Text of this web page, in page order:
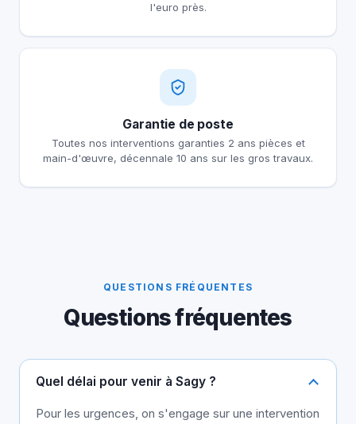
l'euro près.
Garantie de poste
Toutes nos interventions garanties 2 ans pièces et
main-d'œuvre, décennale 10 ans sur les gros travaux.
QUESTIONS FRÉQUENTES
Questions fréquentes
Quel délai pour venir à Sagy ?
Pour les urgences, on s'engage sur une intervention